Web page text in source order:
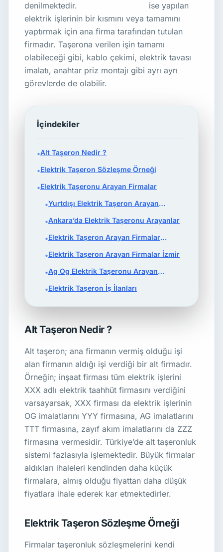
denilmektedir.
ise yapılan
elektrik işlerinin bir kısmını veya tamamını
yaptırmak için ana firma tarafından tutulan
firmadır. Taşerona verilen işin tamamı
olabileceği gibi, kablo çekimi, elektrik tavası
imalatı, anahtar priz montajı gibi ayrı ayrı
görevlerde de olabilir.
İçindekiler
•Alt Taşeron Nedir ?
•Elektrik Taşeron Sözleşme Örneği
•Elektrik Taşeronu Arayan Firmalar
•Yurtdışı Elektrik Taşeron Arayan
•Ankara’da Elektrik Taşeronu Arayanlar
•Elektrik Taşeron Arayan Firmalar
•Elektrik Taşeron Arayan Firmalar İzmir
•Ag Og Elektrik Taşeronu Arayan
•Elektrik Taşeron İş İlanları
Alt Taşeron Nedir ?
Alt taşeron; ana firmanın vermiş olduğu işi
alan firmanın aldığı işi verdiği bir alt firmadır.
Örneğin; inşaat firması tüm elektrik işlerini
XXX adlı elektrik taahhüt firmasını verdiğini
varsayarsak, XXX firması da elektrik işlerinin
OG imalatlarını YYY firmasına, AG imalatlarını
TTT firmasına, zayıf akım imalatlarını da ZZZ
firmasına vermesidir. Türkiye’de alt taşeronluk
sistemi fazlasıyla işlemektedir. Büyük firmalar
aldıkları ihaleleri kendinden daha küçük
firmalara, almış olduğu fiyattan daha düşük
fiyatlara ihale ederek kar etmektedirler.
Elektrik Taşeron Sözleşme Örneği
Firmalar taşeronluk sözleşmelerini kendi